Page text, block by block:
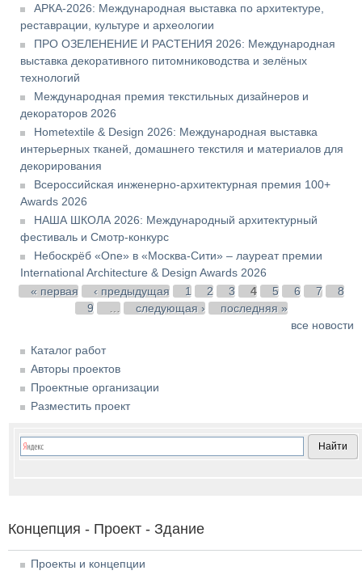
АРКА-2026: Международная выставка по архитектуре,
реставрации, культуре и археологии
ПРО ОЗЕЛЕНЕНИЕ И РАСТЕНИЯ 2026: Международная
выставка декоративного питомниководства и зелёных
технологий
Международная премия текстильных дизайнеров и
декораторов 2026
Hometextile & Design 2026: Международная выставка
интерьерных тканей, домашнего текстиля и материалов для
декорирования
Всероссийская инженерно-архитектурная премия 100+
Awards 2026
НАША ШКОЛА 2026: Международный архитектурный
фестиваль и Смотр-конкурс
Небоскрёб «One» в «Москва-Сити» – лауреат премии
International Architecture & Design Awards 2026
Страницы
« первая ‹ предыдущая 1 2 3 4 5 6 7
8
9
… следующая ›
последняя »
все новости
Каталог работ
Авторы проектов
Проектные организации
Разместить проект
Концепция - Проект - Здание
Проекты и концепции